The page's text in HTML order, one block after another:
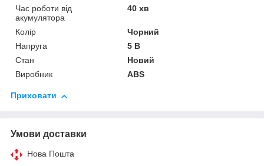
Час роботи від
акумулятора
40 хв
Колір
Чорний
Напруга
5 В
Стан
Новий
Виробник
ABS
Приховати
Умови доставки
Нова Пошта